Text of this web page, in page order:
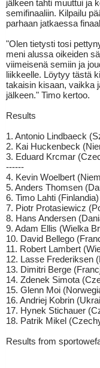
jälkeen tahti muuttui ja
semifinaaliin. Kilpailu
parhaan jatkaessa
"Olen tietysti tosi
meni alussa oikeiden
viimeisenä semiin ja
liikkeelle. Löytyy tästä
takaisin kisaan, vaikka
jälkeen." Timo kertoo.
Results
1. Antonio Lindbaeck
2. Kai Huckenbeck
3. Eduard Krcmar
------
4. Kevin Woelbert
5. Anders Thomsen
6. Timo Lahti
7. Piotr Protasiewicz
8. Hans Andersen
9. Adam Ellis (Wielka
10. David Bellego
11. Robert Lambert
12. Lasse Frederiksen
13. Dimitri Berge
14. Zdenek Simota
15. Glenn Moi
16. Andriej Kobrin
17. Hynek Stichauer
18. Patrik Mikel
Results from